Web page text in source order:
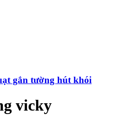
gắn tường hút khói
vicky